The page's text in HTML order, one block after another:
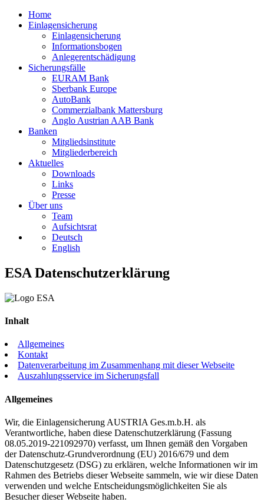
Home
Einlagensicherung
Einlagensicherung
Informationsbogen
Anlegerentschädigung
Sicherungsfälle
EURAM Bank
Sberbank Europe
AutoBank
Commerzialbank Mattersburg
Anglo Austrian AAB Bank
Banken
Mitgliedsinstitute
Mitgliederbereich
Aktuelles
Downloads
Links
Presse
Über uns
Team
Aufsichtsrat
Deutsch
English
ESA Datenschutzerklärung
Inhalt
Allgemeines
Kontakt
Datenverarbeitung im Zusammenhang mit dieser Webseite
Auszahlungsservice im Sicherungsfall
Allgemeines
Wir, die Einlagensicherung AUSTRIA Ges.m.b.H. als
Verantwortliche, haben diese Datenschutzerklärung (Fassung
08.05.2019-221092970) verfasst, um Ihnen gemäß den Vorgaben
der Datenschutz-Grundverordnung (EU) 2016/679 und dem
Datenschutzgesetz (DSG) zu erklären, welche Informationen wir im
Rahmen des Betriebs dieser Webseite sammeln, wie wir diese Daten
verwenden und welche Entscheidungsmöglichkeiten Sie als
Besucher dieser Webseite haben.